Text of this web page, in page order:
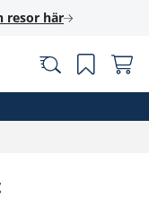
resor här